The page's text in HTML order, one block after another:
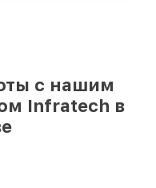
работу сразу
с нашим
Infratech в